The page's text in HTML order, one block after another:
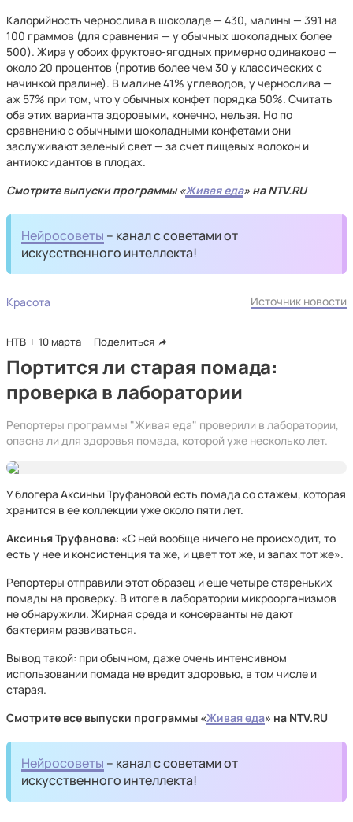
Калорийность чернослива в шоколаде — 430, малины — 391 на
100 граммов (для сравнения — у обычных шоколадных более
500). Жира у обоих фруктово-ягодных примерно одинаково —
около 20 процентов (против более чем 30 у классических с
начинкой пралине). В малине 41% углеводов, у чернослива —
аж 57% при том, что у обычных конфет порядка 50%. Считать
оба этих варианта здоровыми, конечно, нельзя. Но по
сравнению с обычными шоколадными конфетами они
заслуживают зеленый свет — за счет пищевых волокон и
антиоксидантов в плодах.
Смотрите выпуски программы «Живая еда» на NTV.RU
Нейросоветы – канал с советами от
искусственного интеллекта!
Красота Источник новости
НТВ 10 марта Поделиться
Портится ли старая помада:
проверка в лаборатории
Репортеры программы "Живая еда" проверили в лаборатории,
опасна ли для здоровья помада, которой уже несколько лет.
У блогера Аксиньи Труфановой есть помада со стажем, которая
хранится в ее коллекции уже около пяти лет.
Аксинья Труфанова: «С ней вообще ничего не происходит, то
есть у нее и консистенция та же, и цвет тот же, и запах тот же».
Репортеры отправили этот образец и еще четыре стареньких
помады на проверку. В итоге в лаборатории микроорганизмов
не обнаружили. Жирная среда и консерванты не дают
бактериям развиваться.
Вывод такой: при обычном, даже очень интенсивном
использовании помада не вредит здоровью, в том числе и
старая.
Смотрите все выпуски программы «Живая еда» на NTV.RU
Нейросоветы – канал с советами от
искусственного интеллекта!